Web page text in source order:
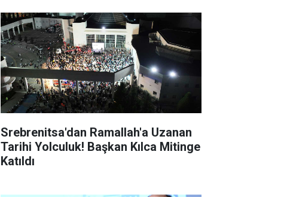
Srebrenitsa'dan Ramallah'a Uzanan
Tarihi Yolculuk! Başkan Kılca Mitinge
Katıldı